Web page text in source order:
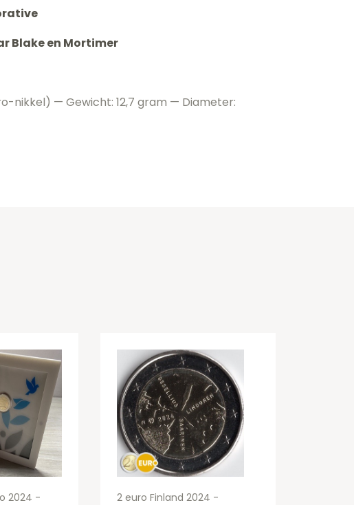
Blake en Mortimer
nikkel) — Gewicht: 12,7 gram — Diameter:
2024 -
2 euro Finland 2024 -